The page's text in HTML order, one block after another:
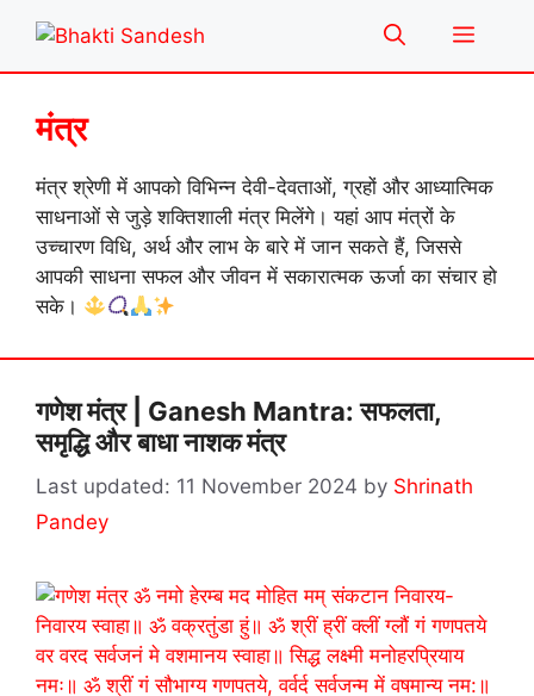
content
Menu
मंत्र
मंत्र श्रेणी में आपको विभिन्न देवी-देवताओं, ग्रहों और आध्यात्मिक
साधनाओं से जुड़े शक्तिशाली मंत्र मिलेंगे। यहां आप मंत्रों के
उच्चारण विधि, अर्थ और लाभ के बारे में जान सकते हैं, जिससे
आपकी साधना सफल और जीवन में सकारात्मक ऊर्जा का संचार हो
सके।
गणेश मंत्र | Ganesh Mantra: सफलता,
समृद्धि और बाधा नाशक मंत्र
11 November 2024 by Shrinath
Pandey